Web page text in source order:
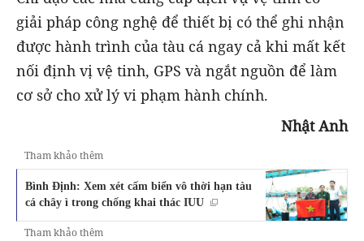
giải pháp công nghệ để thiết bị có thể ghi nhận
được hành trình của tàu cá ngay cả khi mất kết
nối định vị vệ tinh, GPS và ngắt nguồn để làm
cơ sở cho xử lý vi phạm hành chính.
Nhật Anh
Tham khảo thêm
Bình Định: Xem xét cấm biển vô thời hạn tàu
cá chây ì trong chống khai thác IUU
Tham khảo thêm